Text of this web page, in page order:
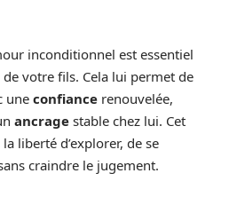
inconditionnel est essentiel
de votre fils. Cela lui permet de
une confiance renouvelée,
ancrage stable chez lui. Cet
liberté d’explorer, de se
craindre le jugement.